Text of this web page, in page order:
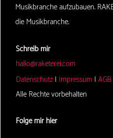
Musikbranche aufzubauen.
die Musikbranche.
Schreib mir
hallo@raketerei.com
Datenschutz | Impressum | AGB
Alle Rechte vorbehalten
Folge mir hier